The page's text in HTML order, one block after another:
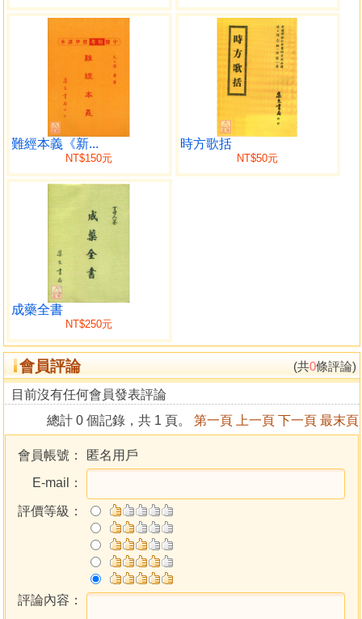
難經本義《新...
NT$150元
時方歌括
NT$50元
成藥全書
NT$250元
會員評論 (共0條評論)
目前沒有任何會員發表評論
總計 0 個記錄，共 1 頁。 第一頁 上一頁 下一頁 最末頁
會員帳號：
匿名用戶
E-mail：
評價等級：
評論內容：